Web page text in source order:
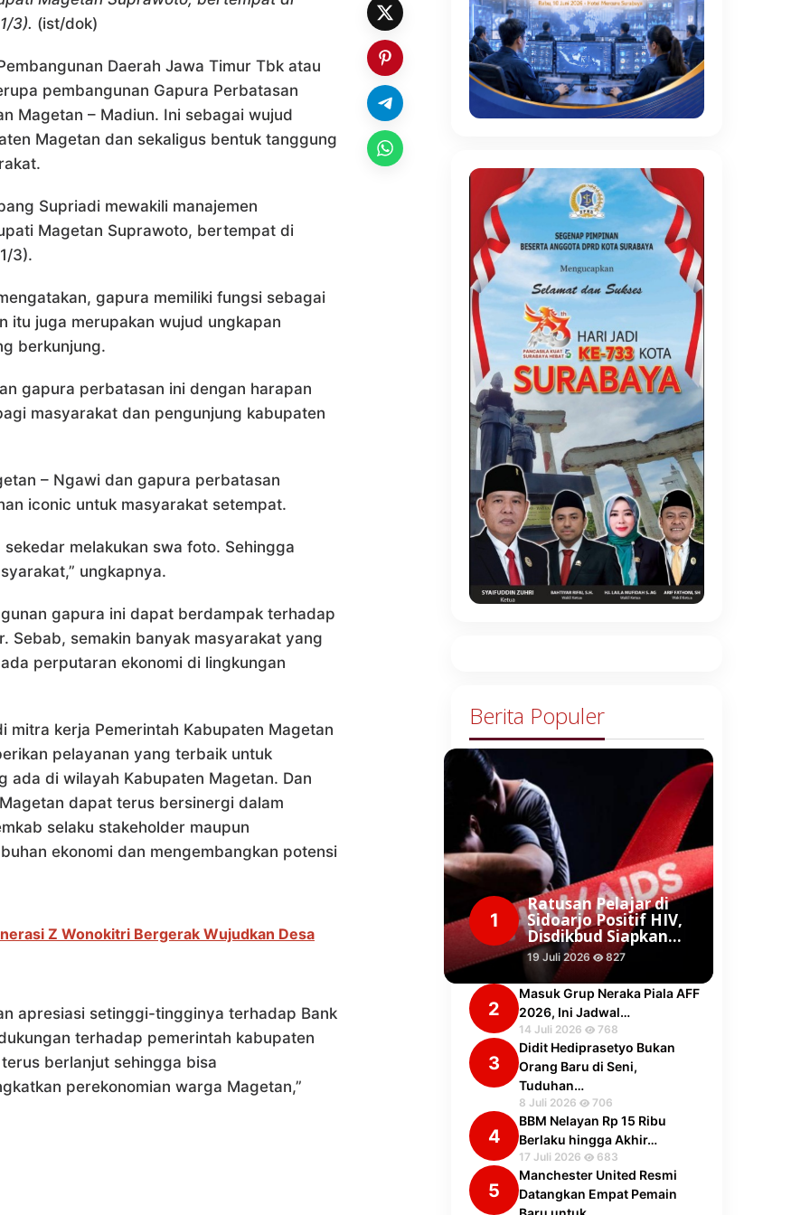
3). (ist/dok)
Daerah Jawa Timur Tbk atau
pembangunan Gapura Perbatasan
Magetan – Madiun. Ini sebagai wujud
Magetan dan sekaligus bentuk tanggung
Supriadi mewakili manajemen
Magetan Suprawoto, bertempat di
3).
gapura memiliki fungsi sebagai
itu juga merupakan wujud ungkapan
berkunjung.
gapura perbatasan ini dengan harapan
masyarakat dan pengunjung kabupaten
– Ngawi dan gapura perbatasan
iconic untuk masyarakat setempat.
melakukan swa foto. Sehingga
ungkapnya.
gapura ini dapat berdampak terhadap
Sebab, semakin banyak masyarakat yang
perputaran ekonomi di lingkungan
mitra kerja Pemerintah Kabupaten Magetan
pelayanan yang terbaik untuk
ada di wilayah Kabupaten Magetan. Dan
dapat terus bersinergi dalam
selaku stakeholder maupun
ekonomi dan mengembangkan potensi
Z Wonokitri Bergerak Wujudkan Desa
apresiasi setinggi-tingginya terhadap Bank
terhadap pemerintah kabupaten
berlanjut sehingga bisa
perekonomian warga Magetan,”
Berita Populer
1
Ratusan Pelajar di
Sidoarjo Positif HIV,
Disdikbud Siapkan…
19 Juli 2026 827
2
Masuk Grup Neraka Piala AFF
2026, Ini Jadwal…
14 Juli 2026 768
3
Didit Hediprasetyo Bukan
Orang Baru di Seni,
Tuduhan…
8 Juli 2026 706
4
BBM Nelayan Rp 15 Ribu
Berlaku hingga Akhir…
17 Juli 2026 683
5
Manchester United Resmi
Datangkan Empat Pemain